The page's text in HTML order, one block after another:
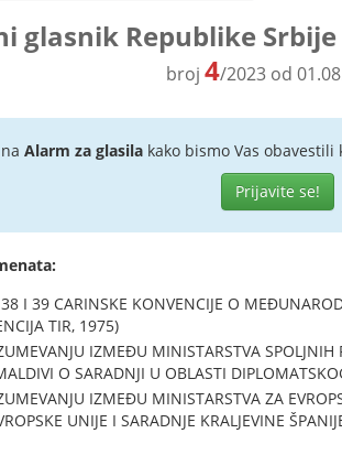
glasnik Republike
broj 4/2023 od
Alarm za glasilakako bismo Vas obavestili
Prijavite se!
I 39 CARINSKE KONVENCIJE O
TIR, 1975)
IZMEĐU MINISTARSTVA SPOLJNIH
O SARADNJI U OBLASTI
IZMEĐU MINISTARSTVA ZA
UNIJE I SARADNJE KRALJEVINE